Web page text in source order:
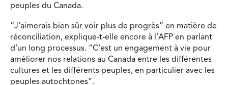
peuples du Canada.
“J’aimerais bien sûr voir plus de progrès” en matière de
réconciliation, explique-t-elle encore à l’AFP en parlant
d’un long processus. “C’est un engagement à vie pour
améliorer nos relations au Canada entre les différentes
cultures et les différents peuples, en particulier avec les
peuples autochtones”.